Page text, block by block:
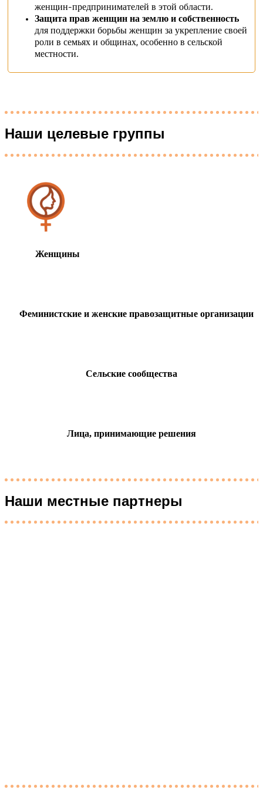
женщин-предпринимателей в этой области.
Защита прав женщин на землю и собственность
для поддержки борьбы женщин за укрепление своей
роли в семьях и общинах, особенно в сельской
местности.
Наши целевые группы
Женщины
Феминистские и женские правозащитные организации
Сельские сообщества
Лица, принимающие решения
Наши местные партнеры